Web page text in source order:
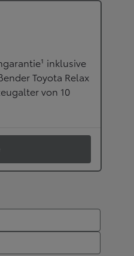
inklusive
Toyota Relax
von 10